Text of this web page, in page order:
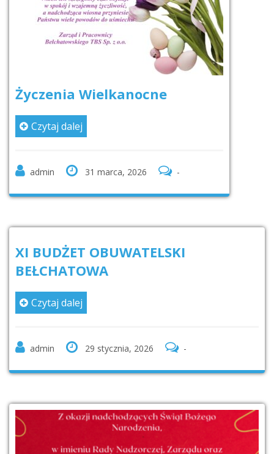
Życzenia Wielkanocne
Czytaj dalej
admin 31 marca, 2026 -
XI BUDŻET OBUWATELSKI
BEŁCHATOWA
Czytaj dalej
admin 29 stycznia, 2026 -